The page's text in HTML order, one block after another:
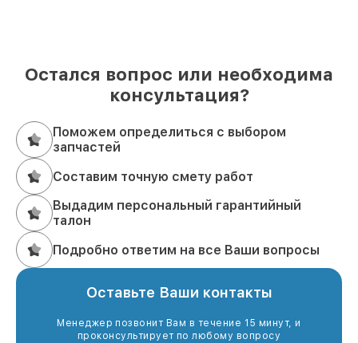
Остался вопрос или необходима
консультация?
Поможем определиться с выбором
запчастей
Составим точную смету работ
Выдадим персональный гарантийный
талон
Подробно ответим на все Ваши вопросы
Оставьте Ваши контакты
Менеджер позвонит Вам в течение 15 минут, и
проконсультирует по любому вопросу